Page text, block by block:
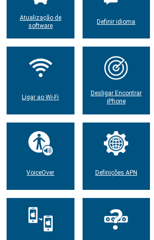
Atualização de
software
Definir idioma
Ligar ao Wi-Fi
Desligar Encontrar
iPhone
VoiceOver Definições APN